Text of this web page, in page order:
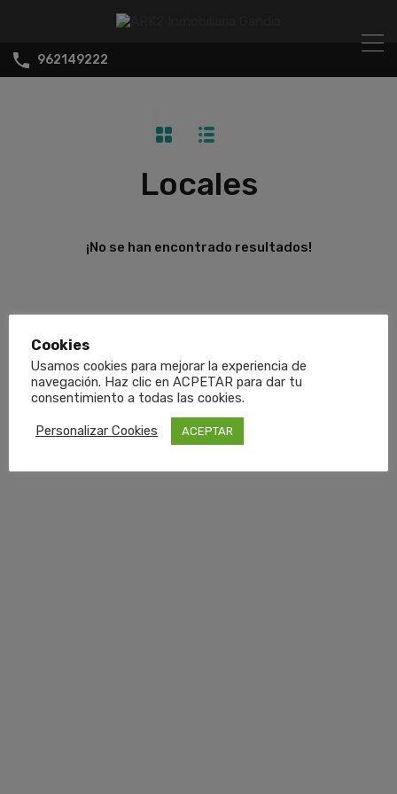
962149222
Locales
¡No se han encontrado resultados!
Cookies
Usamos cookies para mejorar la experiencia de
navegación. Haz clic en ACPETAR para dar tu
consentimiento a todas las cookies.
Personalizar Cookies ACEPTAR